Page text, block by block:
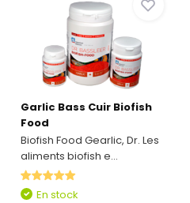
Garlic Bass Cuir Biofish
Food
Biofish Food Gearlic, Dr. Les
aliments biofish e...
En stock